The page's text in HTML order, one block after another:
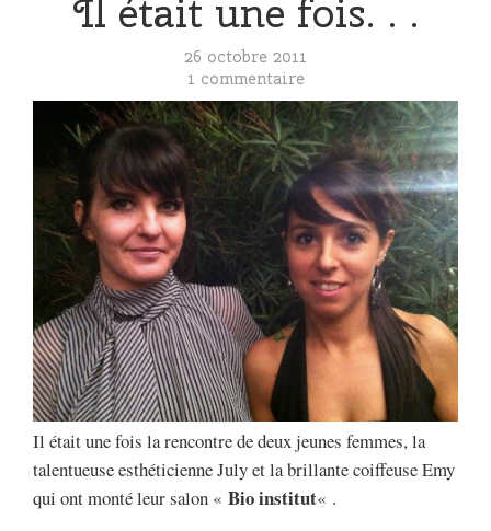
Il était une fois. . .
26 octobre 2011
1 commentaire
Il était une fois la rencontre de deux jeunes femmes, la
talentueuse esthéticienne July et la brillante coiffeuse Emy
qui ont monté leur salon « Bio institut« .